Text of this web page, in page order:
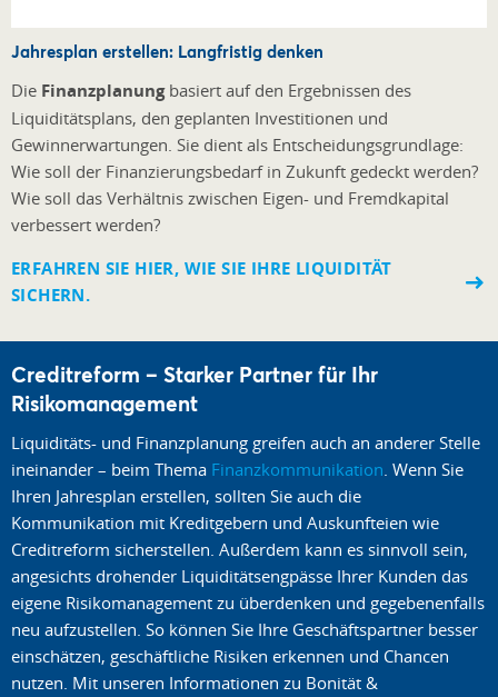
Jahresplan erstellen: Langfristig denken
Die Finanzplanungbasiert auf den Ergebnissen des
Liquiditätsplans, den geplanten Investitionen und
Gewinnerwartungen. Sie dient als Entscheidungsgrundlage:
Wie soll der Finanzierungsbedarf in Zukunft gedeckt werden?
Wie soll das Verhältnis zwischen Eigen- und Fremdkapital
verbessert werden?
ERFAHREN SIE HIER, WIE SIE IHRE LIQUIDITÄT
SICHERN.
Creditreform – Starker Partner für Ihr
Risikomanagement
Liquiditäts- und Finanzplanung greifen auch an anderer Stelle
ineinander – beim Thema Finanzkommunikation. Wenn Sie
Ihren Jahresplan erstellen, sollten Sie auch die
Kommunikation mit Kreditgebern und Auskunfteien wie
Creditreform sicherstellen. Außerdem kann es sinnvoll sein,
angesichts drohender Liquiditätsengpässe Ihrer Kunden das
eigene Risikomanagement zu überdenken und gegebenenfalls
neu aufzustellen. So können Sie Ihre Geschäftspartner besser
einschätzen, geschäftliche Risiken erkennen und Chancen
nutzen. Mit unseren Informationen zu Bonität &